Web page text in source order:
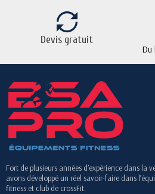
Devis gratuit
Du
Fort de plusieurs années d’expérience dans la
avons développé un réel savoir-faire dans
fitness et club de crossFit.